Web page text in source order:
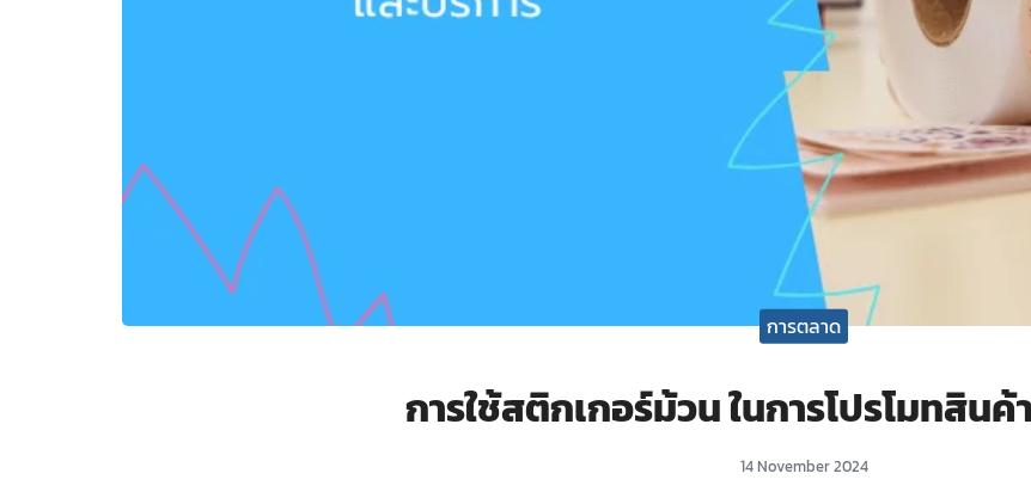
การตลาด
การใช้สติกเกอร์ม้วน ในการโปรโมทสินค้
14 November 2024